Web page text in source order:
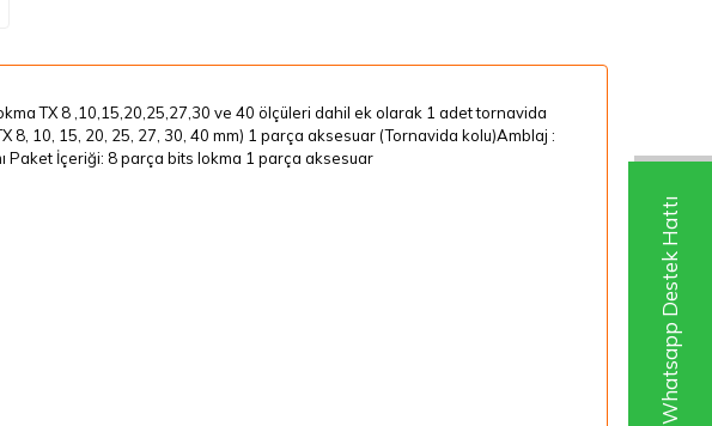
Whatsapp Destek Hattı
TX 8 ,10,15,20,25,27,30 ve 40 ölçüleri dahil ek olarak 1 adet tornavida
8, 10, 15, 20, 25, 27, 30, 40 mm) 1 parça aksesuar (Tornavida kolu)Amblaj :
Paket İçeriği: 8 parça bits lokma 1 parça aksesuar